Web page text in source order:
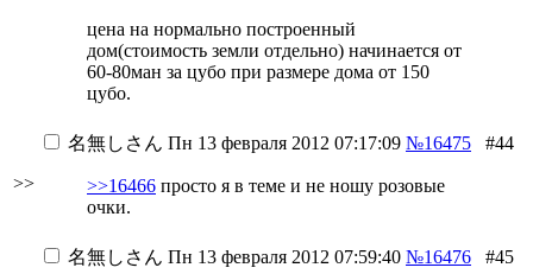
цена на нормально построенный
дом(стоимость земли отдельно) начинается от
60-80ман за цубо при размере дома от 150
цубо.
>>
名無しさん Пн 13 февраля 2012 07:17:09 №16475 #44
>>16466 просто я в теме и не ношу розовые
очки.
名無しさん Пн 13 февраля 2012 07:59:40 №16476 #45